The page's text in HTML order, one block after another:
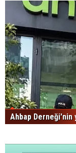
Ahbap Derneği'nin